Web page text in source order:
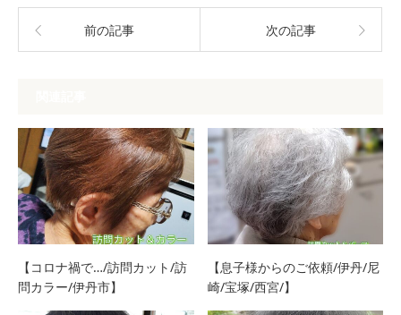
前の記事 次の記事
【コロナ禍で…/訪問カット/訪
問カラー/伊丹市】
【息子様からのご依頼/伊丹/尼
崎/宝塚/西宮/】